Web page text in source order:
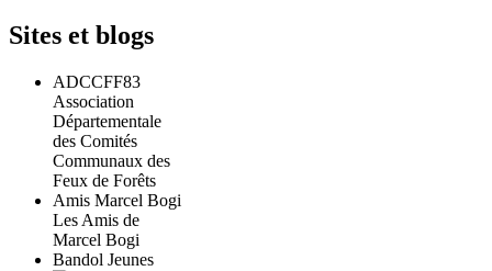
Sites et blogs
ADCCFF83
Association
Départementale
des Comités
Communaux des
Feux de Forêts
Amis Marcel Bogi
Les Amis de
Marcel Bogi
Bandol Jeunes